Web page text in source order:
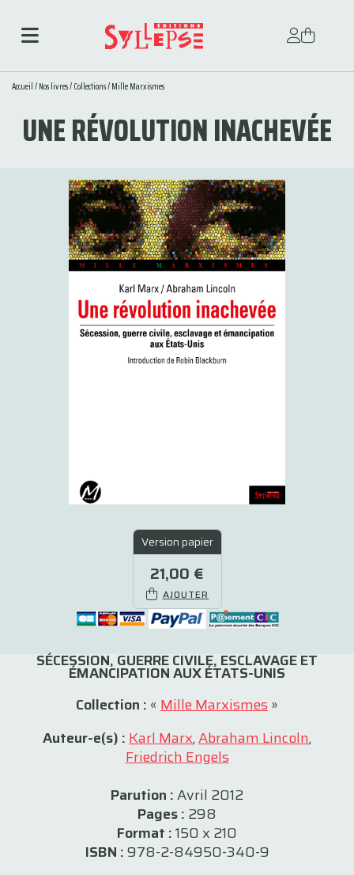
Accueil/Nos livres/Collections/Mille Marxismes
UNE RÉVOLUTION INACHEVÉE
Version papier
21,00 €
AJOUTER
SÉCESSION, GUERRE CIVILE, ESCLAVAGE ET
ÉMANCIPATION AUX ÉTATS-UNIS
Collection : « Mille Marxismes»
Auteur-e(s) :Karl Marx,Abraham Lincoln,
Friedrich Engels
Parution :Avril 2012
Pages : 298
Format :150 x 210
ISBN :978-2-84950-340-9